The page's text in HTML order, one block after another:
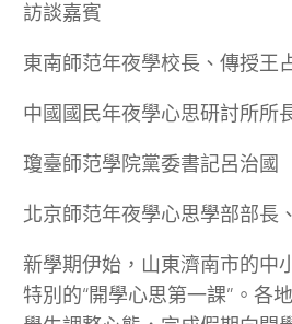
訪談嘉賓
東南師范年夜學校長、傳授王
中國國民年夜學心思研討所所
瓊臺師范學院黨委書記呂治國
北京師范年夜學心思學部部長
新學期伊始，山東濟南市的中
特別的“開學心思第一課”。各